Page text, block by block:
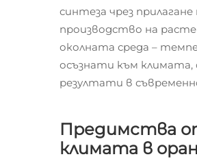
синтеза чрез
производство на
околната среда –
осъзнати към
резултати в
Предимства
климата в